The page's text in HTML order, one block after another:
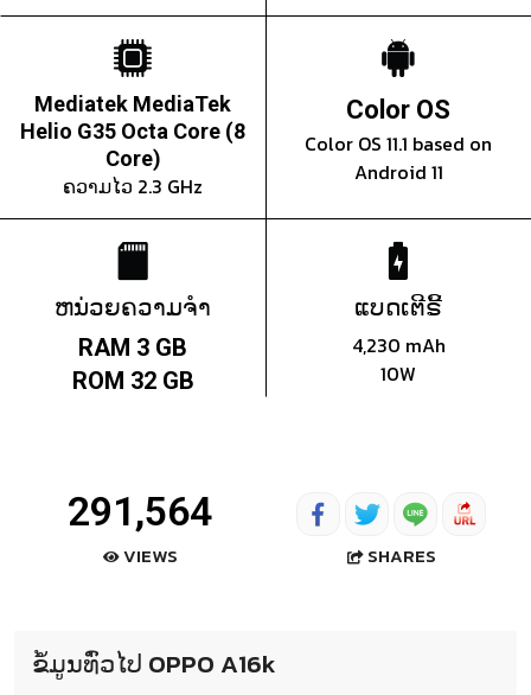
Mediatek MediaTek
Helio G35 Octa Core (8
Core)
ຄວາມໄວ 2.3 GHz
Color OS
Color OS 11.1 based on
Android 11
ຫນ່ວຍຄວາມຈຳ
RAM 3 GB
ROM 32 GB
ແບດເຕີຣີ້
4,230 mAh
10W
291,564
VIEWS SHARES
ຂໍ້ມູນທົ່ວໄປ OPPO A16k